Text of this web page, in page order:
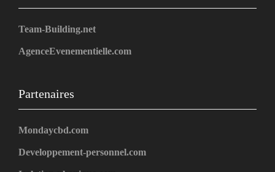
Team-Building.net
AgenceEvenementielle.com
Partenaires
Mondaycbd.com
Developpement-personnel.com